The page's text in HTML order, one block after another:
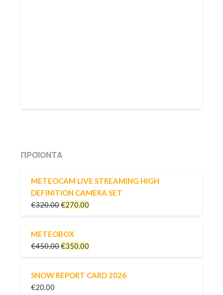
ΠΡΟΪΌΝΤΑ
METEOCAM LIVE STREAMING HIGH
DEFINITION CAMERA SET
€320.00€270.00
METEOBOX
€450.00€350.00
SNOW REPORT CARD 2026
€20.00